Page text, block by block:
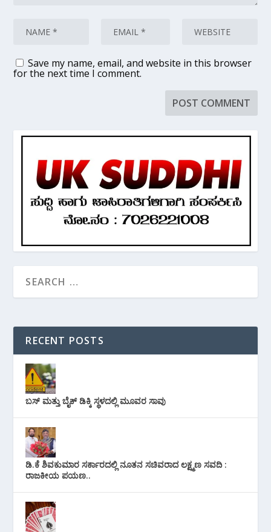
Save my name, email, and website in this browser
for the next time I comment.
RECENT POSTS
ಬಸ್ ಮತ್ತು ಬೈಕ್ ಡಿಕ್ಕಿ ಸ್ಥಳದಲ್ಲಿ ಮೂವರ ಸಾವು
ಡಿ.ಕೆ ಶಿವಕುಮಾರ ಸರ್ಕಾರದಲ್ಲಿ ನೂತನ ಸಚಿವರಾದ ಲಕ್ಷ್ಮಣ ಸವದಿ :
ರಾಜಕೀಯ ಪಯಣ..